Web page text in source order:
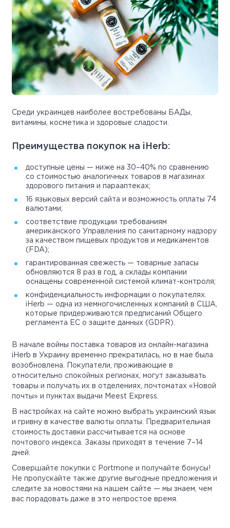
Среди украинцев наиболее востребованы БАДы,
витамины, косметика и здоровые сладости.
Преимущества покупок на iHerb:
доступные цены — ниже на 30–40% по сравнению
со стоимостью аналогичных товаров в магазинах
здорового питания и парааптеках;
16 языковых версий сайта и возможность оплаты 74
валютами;
соответствие продукции требованиям
американского Управления по санитарному надзору
за качеством пищевых продуктов и медикаментов
(FDA);
гарантированная свежесть — товарные запасы
обновляются 8 раз в год, а склады компании
оснащены современной системой климат-контроля;
конфиденциальность информации о покупателях.
iHerb — одна из немногочисленных компаний в США,
которые придерживаются предписаний Общего
регламента ЕС о защите данных (GDPR).
В начале войны поставка товаров из онлайн-магазина
iHerb в Украину временно прекратилась, но в мае была
возобновлена. Покупатели, проживающие в
относительно спокойных регионах, могут заказывать
товары и получать их в отделениях, почтоматах «Новой
почты» и пунктах выдачи Meest Express.
В настройках на сайте можно выбрать украинский язык
и гривну в качестве валюты оплаты. Предварительная
стоимость доставки рассчитывается на основе
почтового индекса. Заказы приходят в течение 7–14
дней.
Совершайте покупки с Portmone и получайте бонусы!
Не пропускайте также другие выгодные предложения и
следите за новостями на нашем сайте — мы знаем, чем
вас порадовать даже в это непростое время.